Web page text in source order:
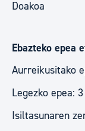
Doakoa
Ebazteko epea
Aurreikusitako
Legezko epea:
Isiltasunaren